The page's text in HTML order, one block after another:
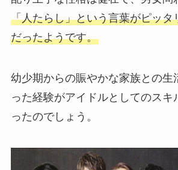
「人たらし」という言葉がピッタ
だったようです。
幼少期からの賑やかな家族との生
った経験がアイドルとしてのスキ
ったのでしょう。